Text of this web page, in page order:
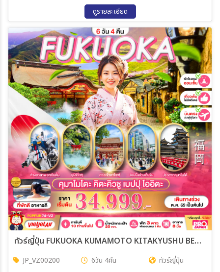
20 พ.ย. 69 - 25 พ.ย. 69
24 พ.ย. 69 - 29 พ.ย. 69
26 พ.ย. 69 - 01 ธ.ค. 69
27 พ.ย. 69 - 02 ธ.ค. 69
01 ธ.ค. 69 - 06 ธ.ค. 69
02 ธ.ค. 69 - 07 ธ.ค. 69
08 ธ.ค. 69 - 13 ธ.ค. 69
11 ธ.ค. 69 - 16 ธ.ค. 69
15 ธ.ค. 69 - 20 ธ.ค. 69
ดูรายละเอียด
ทัวร์ญี่ปุ่น FUKUOKA KUMAMOTO KITAKYUSHU BEPPU OITA FULL DAY 6วัน 4คืน (VZ)
JP_VZ00200 6วัน 4คืน
ทัวร์ญี่ปุ่น